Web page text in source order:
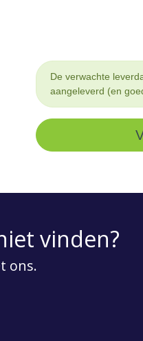
De verwachte
aangeleverd (en
vinden?
ons.